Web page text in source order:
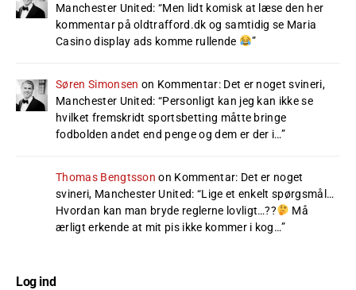
Manchester United: “Men lidt komisk at læse den her
kommentar på oldtrafford.dk og samtidig se Maria
Casino display ads komme rullende
”
Søren Simonsen on Kommentar: Det er noget svineri,
Manchester United: “Personligt kan jeg kan ikke se
hvilket fremskridt sportsbetting måtte bringe
fodbolden andet end penge og dem er der i…”
Thomas Bengtsson on Kommentar: Det er noget
svineri, Manchester United: “Lige et enkelt spørgsmål…
Hvordan kan man bryde reglerne lovligt…??
Må
ærligt erkende at mit pis ikke kommer i kog…”
Log ind